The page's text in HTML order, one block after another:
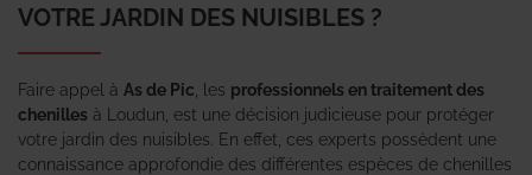
VOTRE JARDIN DES NUISIBLES ?
Faire appel à As de Pic , les professionnels en traitement des
chenilles à Loudun, est une décision judicieuse pour protéger
votre jardin des nuisibles. En effet, ces experts possèdent une
connaissance approfondie des différentes espèces de chenilles